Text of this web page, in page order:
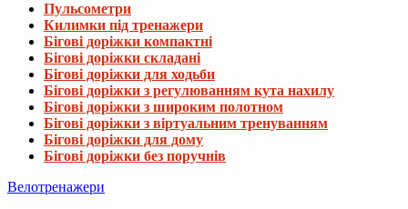
Пульсометри
Килимки під тренажери
Бігові доріжки компактні
Бігові доріжки складані
Бігові доріжки для ходьби
Бігові доріжки з регулюванням кута нахилу
Бігові доріжки з широким полотном
Бігові доріжки з віртуальним тренуванням
Бігові доріжки для дому
Бігові доріжки без поручнів
Велотренажери